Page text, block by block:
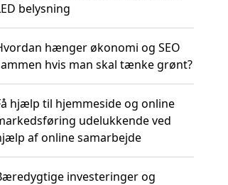
belysning
hænger økonomi og SEO
hvis man skal tænke grønt?
hjælp til hjemmeside og online
udelukkende ved
af online samarbejde
investeringer og